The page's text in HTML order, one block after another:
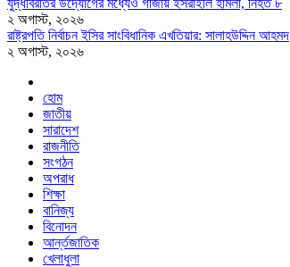
যুদ্ধবিরতির উদ্যোগের মধ্যেও গাজায় ইসরাইলি হামলা, নিহত ৮
২ অগাস্ট, ২০২৬
রাষ্ট্রপতি নির্বাচন ইসির সাংবিধানিক এখতিয়ার: সালাহউদ্দিন আহমদ
২ অগাস্ট, ২০২৬
হোম
জাতীয়
সারাদেশ
রাজনীতি
সংগঠন
অপরাধ
শিক্ষা
বানিজ্য
বিনোদন
আর্ন্তজাতিক
খেলাধুলা